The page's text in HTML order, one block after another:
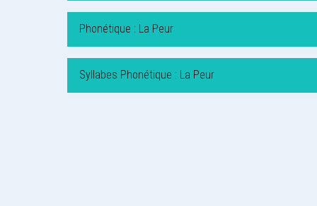
Phonétique : La Peur
Syllabes Phonétique : La Peur